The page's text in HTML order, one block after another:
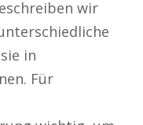
wir
in
Für